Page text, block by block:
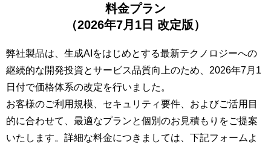
料金プラン
（2026年7月1日 改定版）
弊社製品は、生成AIをはじめとする最新テクノロジーへの
継続的な開発投資とサービス品質向上のため、2026年7月1
日付で価格体系の改定を行いました。
お客様のご利用規模、セキュリティ要件、およびご活用目
的に合わせて、最適なプランと個別のお見積もりをご提案
いたします。詳細な料金につきましては、下記フォームよ